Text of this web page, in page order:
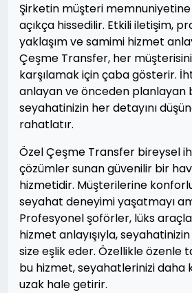
Şirketin müşteri
açıkça hissedilir. Etkili iletişim,
yaklaşım ve samimi hizmet
Çeşme Transfer, her
karşılamak için çaba gösterir.
anlayan ve önceden planlayan
seyahatinizin her detayını
rahatlatır.
Özel Çeşme Transfer bireysel
çözümler sunan güvenilir bir
hizmetidir. Müşterilerine
seyahat deneyimi yaşatmayı
Profesyonel şoförler, lüks
hizmet anlayışıyla,
size eşlik eder. Özellikle özenle
bu hizmet, seyahatlerinizi daha
uzak hale getirir.